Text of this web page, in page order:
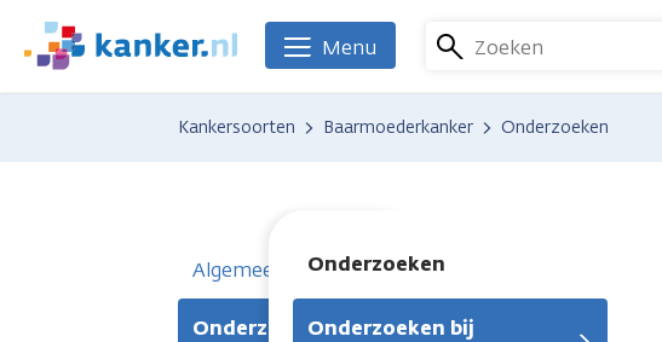
naar
We
zijn
Zoeken
Menu
Kankersoorten Baarmoederkanker Onderzoeken
Algemeen
Onderzoeken
Onderzoeken
Onderzoeken bij